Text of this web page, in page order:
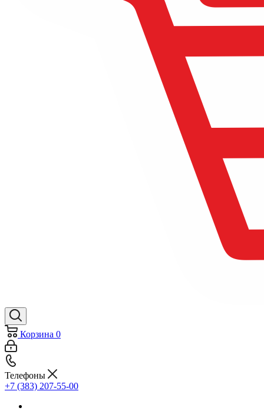
Корзина 0
Телефоны
+7 (383) 207-55-00